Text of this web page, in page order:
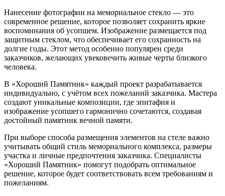
Нанесение фотографии на мемориальное стекло — это
современное решение, которое позволяет сохранить яркие
воспоминания об усопшем. Изображение размещается под
защитным стеклом, что обеспечивает его сохранность на
долгие годы. Этот метод особенно популярен среди
заказчиков, желающих увековечить живые черты близкого
человека.
В «Хороший Памятник» каждый проект разрабатывается
индивидуально, с учётом всех пожеланий заказчика. Мастера
создают уникальные композиции, где эпитафия и
изображение усопшего гармонично сочетаются, создавая
достойный памятник вечной памяти.
При выборе способа размещения элементов на стеле важно
учитывать общий стиль мемориального комплекса, размеры
участка и личные предпочтения заказчика. Специалисты
«Хороший Памятник» помогут подобрать оптимальное
решение, которое будет соответствовать всем требованиям и
пожеланиям.